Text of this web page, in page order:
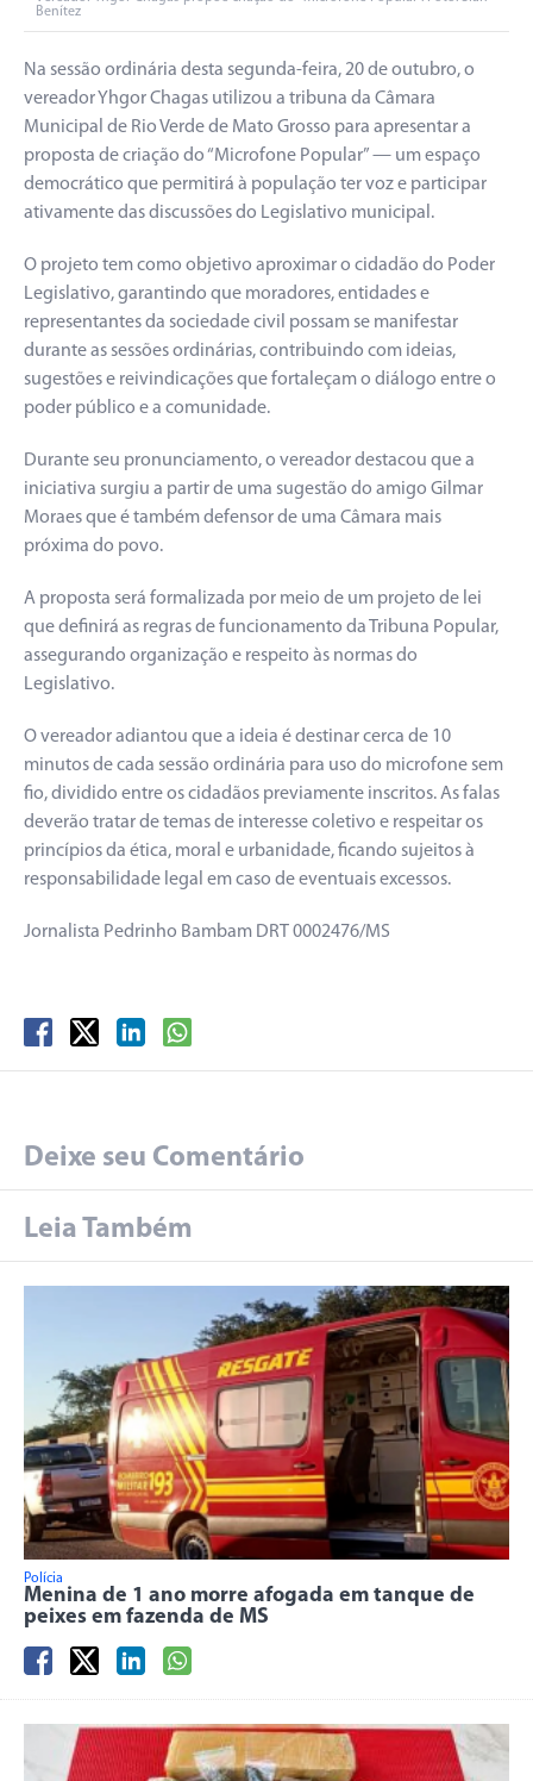
Benítez
Na sessão ordinária desta segunda-feira, 20 de outubro, o
vereador Yhgor Chagas utilizou a tribuna da Câmara
Municipal de Rio Verde de Mato Grosso para apresentar a
proposta de criação do “Microfone Popular” — um espaço
democrático que permitirá à população ter voz e participar
ativamente das discussões do Legislativo municipal.
O projeto tem como objetivo aproximar o cidadão do Poder
Legislativo, garantindo que moradores, entidades e
representantes da sociedade civil possam se manifestar
durante as sessões ordinárias, contribuindo com ideias,
sugestões e reivindicações que fortaleçam o diálogo entre o
poder público e a comunidade.
Durante seu pronunciamento, o vereador destacou que a
iniciativa surgiu a partir de uma sugestão do amigo Gilmar
Moraes que é também defensor de uma Câmara mais
próxima do povo.
A proposta será formalizada por meio de um projeto de lei
que definirá as regras de funcionamento da Tribuna Popular,
assegurando organização e respeito às normas do
Legislativo.
O vereador adiantou que a ideia é destinar cerca de 10
minutos de cada sessão ordinária para uso do microfone sem
fio, dividido entre os cidadãos previamente inscritos. As falas
deverão tratar de temas de interesse coletivo e respeitar os
princípios da ética, moral e urbanidade, ficando sujeitos à
responsabilidade legal em caso de eventuais excessos.
Jornalista Pedrinho Bambam DRT 0002476/MS
Deixe seu Comentário
Leia Também
Polícia
Menina de 1 ano morre afogada em tanque de
peixes em fazenda de MS